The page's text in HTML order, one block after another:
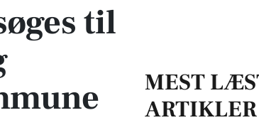
til
MEST
ARTIKLER